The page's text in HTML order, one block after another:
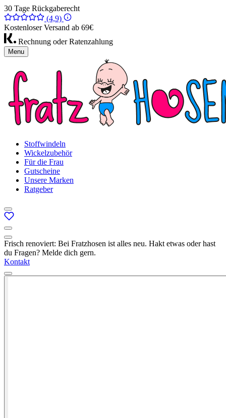
30 Tage Rückgaberecht
(4,9)
Kostenloser Versand ab 69€
Rechnung oder Ratenzahlung
Menu
Stoffwindeln
Wickelzubehör
Für die Frau
Gutscheine
Unsere Marken
Ratgeber
Frisch renoviert: Bei Fratzhosen ist alles neu. Hakt etwas oder hast
du Fragen? Melde dich gern.
Kontakt